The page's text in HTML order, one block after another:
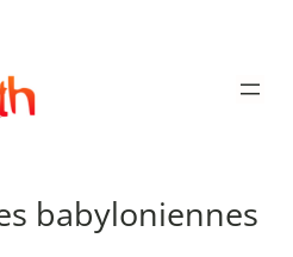
babyloniennes